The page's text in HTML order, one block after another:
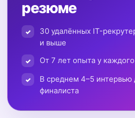
резюме
30 удалённых IT-
и выше
От 7 лет опыта у
В среднем 4–5 интервью
финалиста